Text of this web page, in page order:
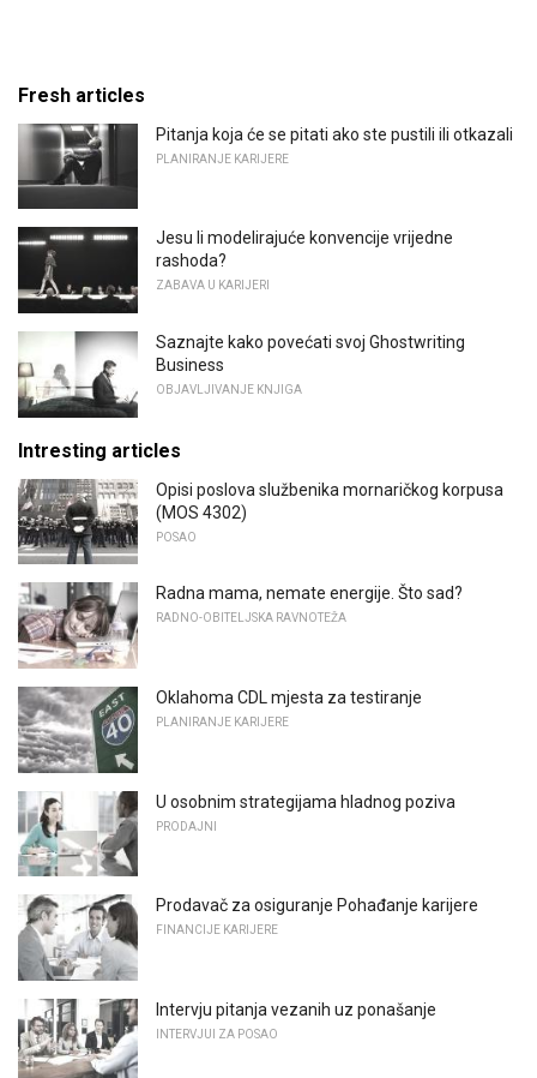
Fresh articles
Pitanja koja će se pitati ako ste pustili ili otkazali
PLANIRANJE KARIJERE
Jesu li modelirajuće konvencije vrijedne
rashoda?
ZABAVA U KARIJERI
Saznajte kako povećati svoj Ghostwriting
Business
OBJAVLJIVANJE KNJIGA
Intresting articles
Opisi poslova službenika mornaričkog korpusa
(MOS 4302)
POSAO
Radna mama, nemate energije. Što sad?
RADNO-OBITELJSKA RAVNOTEŽA
Oklahoma CDL mjesta za testiranje
PLANIRANJE KARIJERE
U osobnim strategijama hladnog poziva
PRODAJNI
Prodavač za osiguranje Pohađanje karijere
FINANCIJE KARIJERE
Intervju pitanja vezanih uz ponašanje
INTERVJUI ZA POSAO